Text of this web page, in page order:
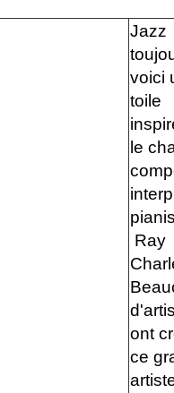
Jazz
voici
toile
le
Ray
ont
ce